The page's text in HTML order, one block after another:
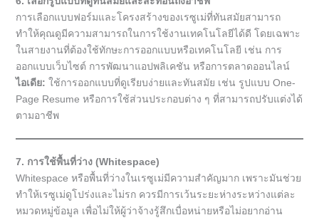
การเลือกแบบฟอร์มและโครงสร้างของเรซูเม่ที่ทันสมัยสามารถ
ทำให้คุณดูมีความสามารถในการใช้งานเทคโนโลยีได้ดี โดยเฉพาะ
ในสายงานที่ต้องใช้ทักษะการออกแบบหรือเทคโนโลยี เช่น การ
ออกแบบเว็บไซต์ การพัฒนาแอปพลิเคชัน หรือการตลาดออนไลน์
ไอเดีย: ใช้การออกแบบที่ดูเรียบง่ายและทันสมัย เช่น รูปแบบ One-
Page Resume หรือการใช้ส่วนประกอบต่าง ๆ ที่สามารถปรับแต่งได้
ตามอาชีพ
7. การใช้พื้นที่ว่าง (Whitespace)
Whitespace หรือพื้นที่ว่างในเรซูเม่มีความสำคัญมาก เพราะมันช่วย
ทำให้เรซูเม่ดูโปร่งและไม่รก ควรมีการเว้นระยะห่างระหว่างแต่ละ
หมวดหมู่ข้อมูล เพื่อไม่ให้ผู้ว่าจ้างรู้สึกเบื่อหน่ายหรือไม่อยากอ่าน